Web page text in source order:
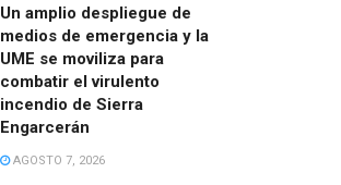
Un amplio despliegue de
medios de emergencia y la
UME se moviliza para
combatir el virulento
incendio de Sierra
Engarcerán
AGOSTO 7, 2026